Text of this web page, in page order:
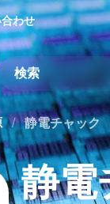
わせ
Search
/ 静電チャック
静電